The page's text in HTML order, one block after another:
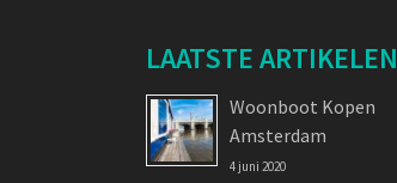
LAATSTE ARTIKELEN
Woonboot Kopen
Amsterdam
4 juni 2020